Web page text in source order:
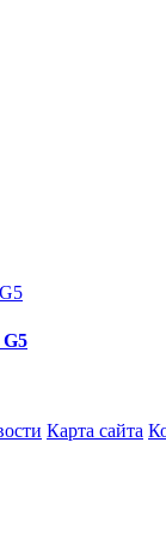
Карта сайта